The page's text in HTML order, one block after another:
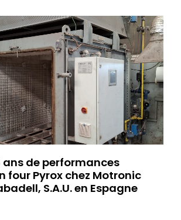
ans de performances
four Pyrox chez Motronic
S.A.U. en Espagne